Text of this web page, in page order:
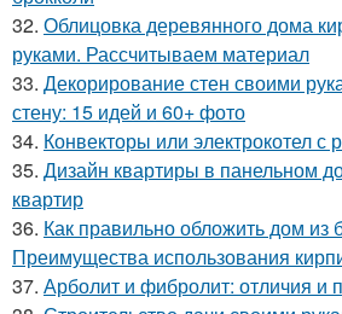
32. Облицовка деревянного дома
руками. Рассчитываем материал
33. Декорирование стен своими
стену: 15 идей и 60+ фото
34. Конвекторы или электрокотел с
35. Дизайн квартиры в панельном
квартир
36. Как правильно обложить дом из
Преимущества использования
37. Арболит и фибролит: отличия и